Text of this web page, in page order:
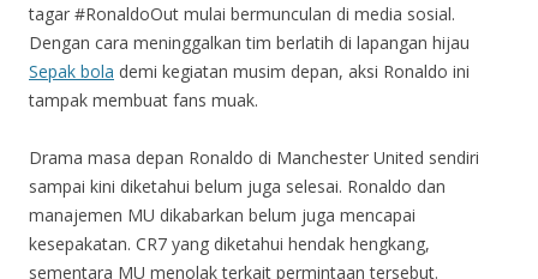
tagar #RonaldoOut mulai bermunculan di media sosial.
Dengan cara meninggalkan tim berlatih di lapangan hijau
Sepak bola demi kegiatan musim depan, aksi Ronaldo ini
tampak membuat fans muak.
Drama masa depan Ronaldo di Manchester United sendiri
sampai kini diketahui belum juga selesai. Ronaldo dan
manajemen MU dikabarkan belum juga mencapai
kesepakatan. CR7 yang diketahui hendak hengkang,
sementara MU menolak terkait permintaan tersebut.